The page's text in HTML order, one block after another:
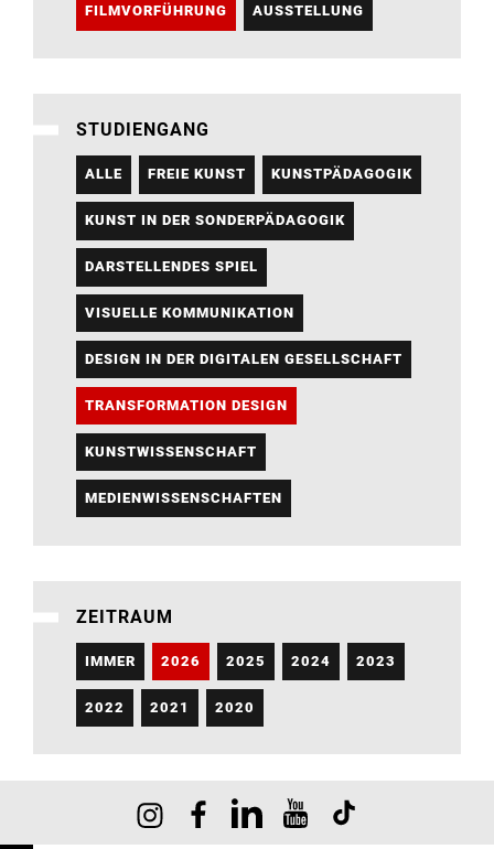
FILMVORFÜHRUNG AUSSTELLUNG
STUDIENGANG
ALLE FREIE KUNST KUNSTPÄDAGOGIK
KUNST IN DER SONDERPÄDAGOGIK
DARSTELLENDES SPIEL
VISUELLE KOMMUNIKATION
DESIGN IN DER DIGITALEN GESELLSCHAFT
TRANSFORMATION DESIGN
KUNSTWISSENSCHAFT
MEDIENWISSENSCHAFTEN
ZEITRAUM
IMMER 2026 2025 2024 2023
2022 2021 2020